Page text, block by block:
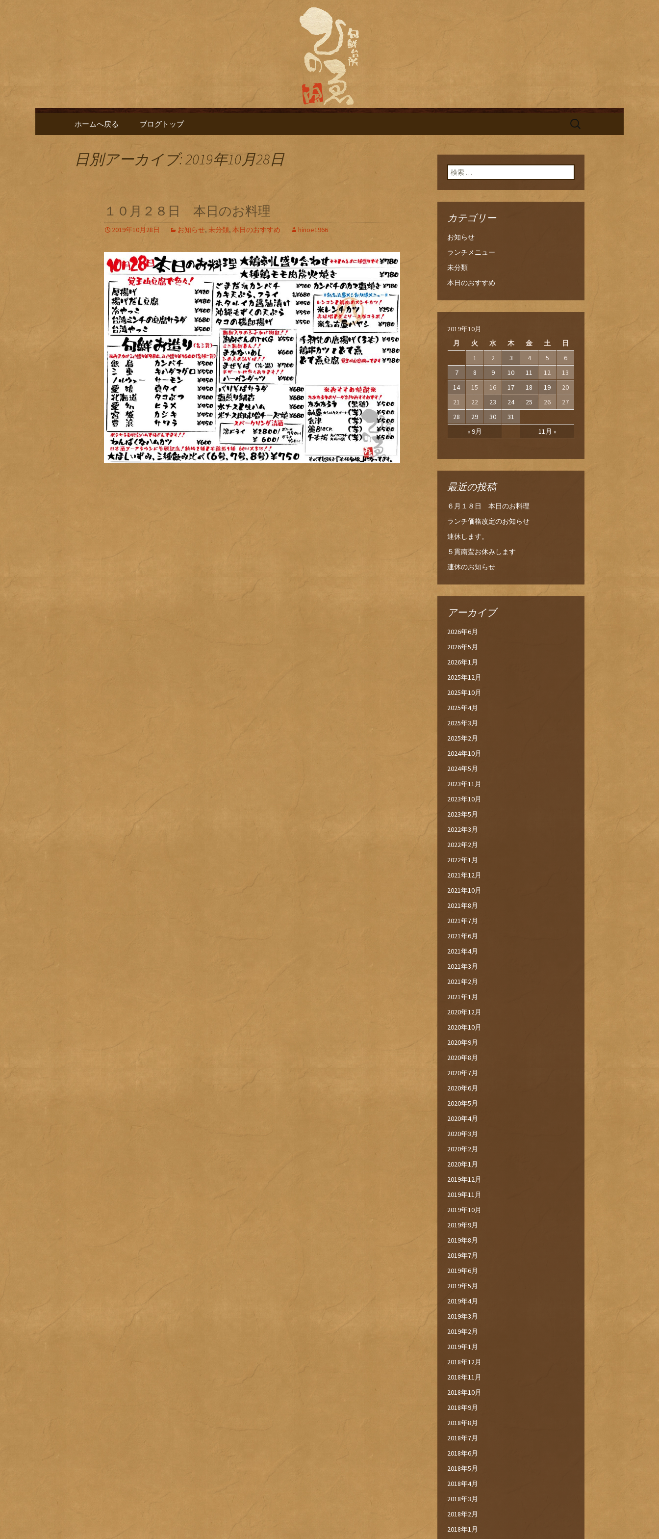
名古屋市栄にある居酒屋「旬鮮台所ひの
ゑ」のブログ
名古屋市栄にある居酒屋「旬鮮台所ひのゑ（ひのえ）」。豊富な焼酎と海鮮料理を中心とした、お酒
に合う肴を楽しめるお店です。季節で変わるおすすめメニューや日替わりランチの新着情報を随時更
コンテンツへ移動
ホームへ戻る ブログトップ
検
日別アーカイブ: 2019年10月28日
１０月２８日 本日のお料理
2019年10月28日 お知らせ, 未分類, 本日のおすすめ hinoe1966
検索:
カテゴリー
お知らせ
ランチメニュー
未分類
本日のおすすめ
2019年10月
月
火 水 木 金 土 日
« 9月 11月 »
1 2 3 4 5
6
7
8 9 10 11 12
13
14
15 16 17 18 19
20
21
22 23 24 25 26
27
28
29 30 31
最近の投稿
６月１８日 本日のお料理
ランチ価格改定のお知らせ
連休します。
５貫南蛮お休みします
連休のお知らせ
アーカイブ
2026年6月
2026年5月
2026年1月
2025年12月
2025年10月
2025年4月
2025年3月
2025年2月
2024年10月
2024年5月
2023年11月
2023年10月
2023年5月
2022年3月
2022年2月
2022年1月
2021年12月
2021年10月
2021年8月
2021年7月
2021年6月
2021年4月
2021年3月
2021年2月
2021年1月
2020年12月
2020年10月
2020年9月
2020年8月
2020年7月
2020年6月
2020年5月
2020年4月
2020年3月
2020年2月
2020年1月
2019年12月
2019年11月
2019年10月
2019年9月
2019年8月
2019年7月
2019年6月
2019年5月
2019年4月
2019年3月
2019年2月
2019年1月
2018年12月
2018年11月
2018年10月
2018年9月
2018年8月
2018年7月
2018年6月
2018年5月
2018年4月
2018年3月
2018年2月
2018年1月